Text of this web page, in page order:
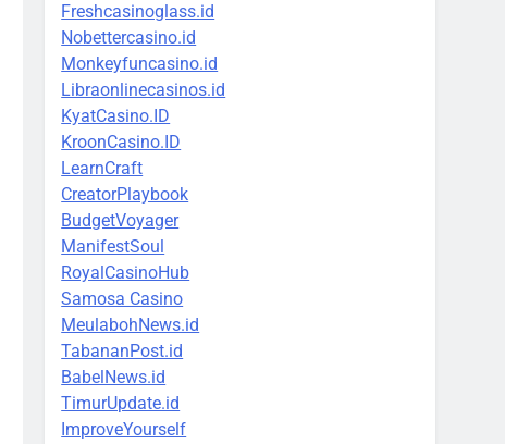
Freshcasinoglass.id
Nobettercasino.id
Monkeyfuncasino.id
Libraonlinecasinos.id
KyatCasino.ID
KroonCasino.ID
LearnCraft
CreatorPlaybook
BudgetVoyager
ManifestSoul
RoyalCasinoHub
Samosa Casino
MeulabohNews.id
TabananPost.id
BabelNews.id
TimurUpdate.id
ImproveYourself